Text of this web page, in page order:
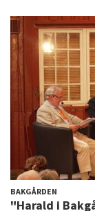
BAKGÅRDEN
"Harald i